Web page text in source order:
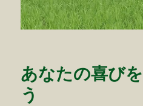
あなたの喜び
う